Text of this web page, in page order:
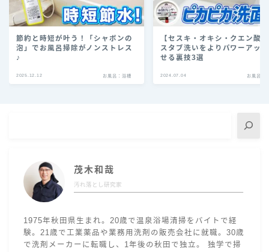
節約と時短が叶う！「シャボンの
泡」でお風呂掃除がノンストレス
♪
2025.12.12 お風呂：浴槽
【セスキ・オキシ・クエン酸
スタブ洗いをよりパワーアッ
せる裏技3選
2024.07.04 お風呂：
茂木和哉
汚れ落とし研究家
1975年秋田県生まれ。20歳で温泉浴場清掃をバイトで経
験。21歳で工業薬品や業務用洗剤の販売会社に就職。30歳
で洗剤メーカーに転職し、1年後の秋田で独立。 独学で掃